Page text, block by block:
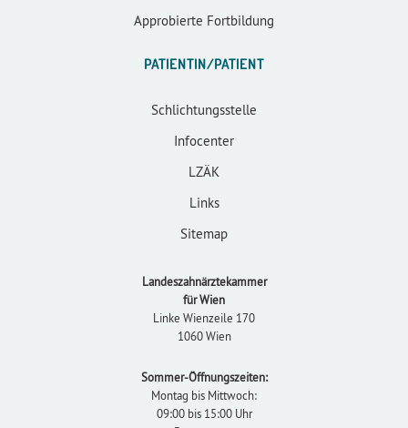
Approbierte Fortbildung
PATIENTIN/PATIENT
Schlichtungsstelle
Infocenter
LZÄK
Links
Sitemap
Landeszahnärztekammer
für Wien
Linke Wienzeile 170
1060 Wien
Sommer-Öffnungszeiten:
Montag bis Mittwoch:
09:00 bis 15:00 Uhr